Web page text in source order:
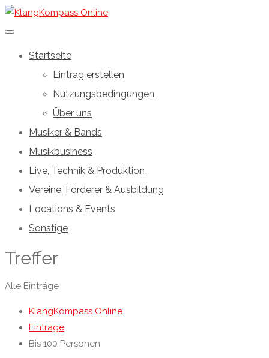
Startseite
Eintrag erstellen
Nutzungsbedingungen
Über uns
Musiker & Bands
Musikbusiness
Live, Technik & Produktion
Vereine, Förderer & Ausbildung
Locations & Events
Sonstige
Treffer
Alle Einträge
KlangKompass Online
Einträge
Bis 100 Personen